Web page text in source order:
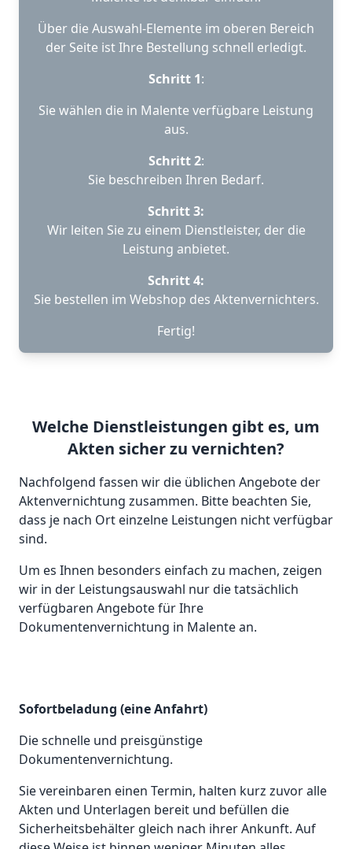
Über die Auswahl-Elemente im oberen Bereich
der Seite ist Ihre Bestellung schnell erledigt.
Schritt 1:
Sie wählen die in Malente verfügbare Leistung
aus.
Schritt 2:
Sie beschreiben Ihren Bedarf.
Schritt 3:
Wir leiten Sie zu einem Dienstleister, der die
Leistung anbietet.
Schritt 4:
Sie bestellen im Webshop des Aktenvernichters.
Fertig!
Welche Dienstleistungen gibt es, um
Akten sicher zu vernichten?
Nachfolgend fassen wir die üblichen Angebote der
Aktenvernichtung zusammen. Bitte beachten Sie,
dass je nach Ort einzelne Leistungen nicht verfügbar
sind.
Um es Ihnen besonders einfach zu machen, zeigen
wir in der Leistungsauswahl nur die tatsächlich
verfügbaren Angebote für Ihre
Dokumentenvernichtung in Malente an.
Sofortbeladung (eine Anfahrt)
Die schnelle und preisgünstige
Dokumentenvernichtung.
Sie vereinbaren einen Termin, halten kurz zuvor alle
Akten und Unterlagen bereit und befüllen die
Sicherheitsbehälter gleich nach ihrer Ankunft. Auf